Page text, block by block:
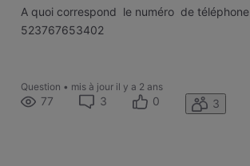
A quoi correspond le numéro de téléphone
523767653402
Question • mis à jour il y a 2 ans
77 3 0 3